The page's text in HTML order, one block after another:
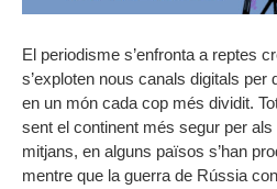
El periodisme s’enfronta a reptes
s’exploten nous canals digitals per
en un món cada cop més dividit.
sent el continent més segur per
mitjans, en alguns països s’han
mentre que la guerra de Rússia